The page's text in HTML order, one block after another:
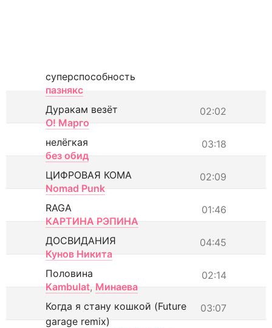
суперспособность
пазнякс
02:02
Дуракам везёт
О! Марго
03:18
нелёгкая
без обид
02:09
ЦИФРОВАЯ КОМА
Nomad Punk
01:46
RAGA
КАРТИНА РЭПИНА
04:45
ДОСВИДАНИЯ
Кунов Никита
02:14
Половина
Kambulat, Минаева
03:07
Когда я стану кошкой (Future
garage remix)